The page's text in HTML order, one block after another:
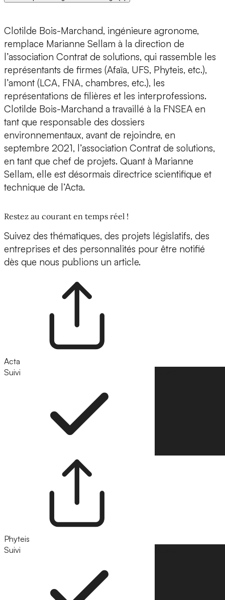
Clotilde Bois-Marchand, ingénieure agronome,
remplace Marianne Sellam à la direction de
l’association Contrat de solutions, qui rassemble les
représentants de firmes (Afaïa, UFS, Phyteis, etc.),
l’amont (LCA, FNA, chambres, etc.), les
représentations de filières et les interprofessions.
Clotilde Bois-Marchand a travaillé à la FNSEA en
tant que responsable des dossiers
environnementaux, avant de rejoindre, en
septembre 2021, l’association Contrat de solutions,
en tant que chef de projets. Quant à Marianne
Sellam, elle est désormais directrice scientifique et
technique de l’Acta.
Restez au courant en temps réel !
Suivez des thématiques, des projets législatifs, des
entreprises et des personnalités pour être notifié
dès que nous publions un article.
Acta
Suivi
Phyteis
Suivi